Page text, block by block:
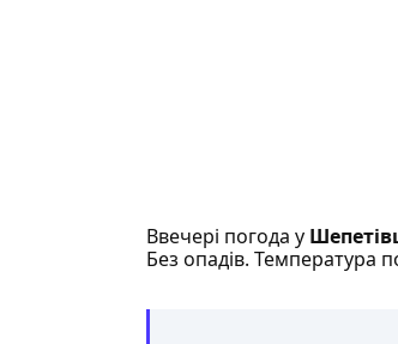
Ввечері погода у
Без опадів. Температура